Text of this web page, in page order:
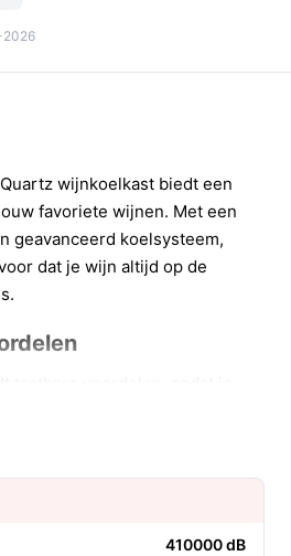
2026
wijnkoelkast biedt een
favoriete wijnen. Met een
geavanceerd koelsysteem,
dat je wijn altijd op de
wijncollectie.
tot 18 °C, kun je de perfecte
wijnsoort kiezen.
De deur van veiligheidsglas
410000 dB